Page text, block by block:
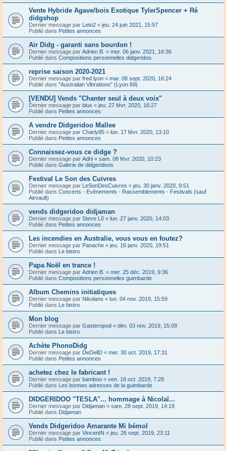
Vente Hybride Agave/bois Exotique TylerSpencer + Ré
didgshop
Dernier message par Leto2 « jeu. 24 juin 2021, 15:57
Publié dans Petites annonces
Air Didg - garanti sans bourdon !
Dernier message par Adrien B. « mer. 06 janv. 2021, 16:36
Publié dans Compositions personnelles didgeridoo
reprise saison 2020-2021
Dernier message par fred lyon « mar. 08 sept. 2020, 16:24
Publié dans "Australian Vibrations" (Lyon 69)
[VENDU] Vends "Chanter seul à deux voix"
Dernier message par blux « jeu. 27 févr. 2020, 16:27
Publié dans Petites annonces
A vendre Didgeridoo Mallee
Dernier message par Charly85 « lun. 17 févr. 2020, 13:10
Publié dans Petites annonces
Connaissez-vous ce didge ?
Dernier message par Adhi « sam. 08 févr. 2020, 10:23
Publié dans Galerie de didgeridoos
Festival Le Son des Cuivres
Dernier message par LeSonDesCuivres « jeu. 30 janv. 2020, 9:51
Publié dans Concerts - Evénements - Rassemblements - Festivals (sauf
Airvault)
vends didgeridoo didjaman
Dernier message par Steve Lô « lun. 27 janv. 2020, 14:03
Publié dans Petites annonces
Les incendies en Australie, vous vous en foutez?
Dernier message par Panache « jeu. 16 janv. 2020, 19:51
Publié dans Le bistro
Papa Noël en trance !
Dernier message par Adrien B. « mer. 25 déc. 2019, 9:36
Publié dans Compositions personnelles guimbarde
Album Chemins initiatiques
Dernier message par Nikolans « lun. 04 nov. 2019, 15:59
Publié dans Le bistro
Mon blog
Dernier message par Gasteropod « dim. 03 nov. 2019, 15:09
Publié dans Le bistro
Achète PhonoDidg
Dernier message par DeDellD « mer. 30 oct. 2019, 17:31
Publié dans Petites annonces
achetez chez le fabricant !
Dernier message par bamboo « ven. 18 oct. 2019, 7:28
Publié dans Les bonnes adresses de la guimbarde
DIDGERIDOO "TESLA"... hommage à Nicolaï...
Dernier message par Didjaman « sam. 28 sept. 2019, 14:19
Publié dans Didjaman
Vends Didgeridoo Amarante Mi bémol
Dernier message par VincentN « jeu. 26 sept. 2019, 23:11
Publié dans Petites annonces